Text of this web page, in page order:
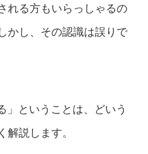
れる方もいらっしゃるの
かし、その認識は誤りで
」ということは、どいう
解説します。